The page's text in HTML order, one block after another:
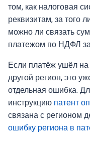
том, как налоговая
реквизитам, за того
можно ли связать
платежом по НДФЛ за
Если платёж ушёл
другой регион, это
отдельная ошибка.
инструкцию патент
связана с регионом
ошибку региона в